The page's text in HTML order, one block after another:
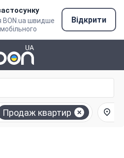
BON.ua швидше
Відкрити
Продаж квартир